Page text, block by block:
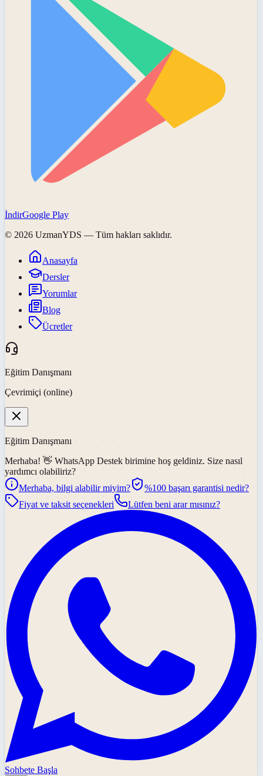
İndirGoogle Play
© 2026 UzmanYDS — Tüm hakları saklıdır.
Anasayfa
Dersler
Yorumlar
Blog
Ücretler
Eğitim Danışmanı
Çevrimiçi (online)
Eğitim Danışmanı
Merhaba! 👋 WhatsApp Destek birimine hoş geldiniz. Size nasıl
yardımcı olabiliriz?
Merhaba, bilgi alabilir miyim?
%100 başarı garantisi nedir?
Fiyat ve taksit seçenekleri
Lütfen beni arar mısınız?
Sohbete Başla